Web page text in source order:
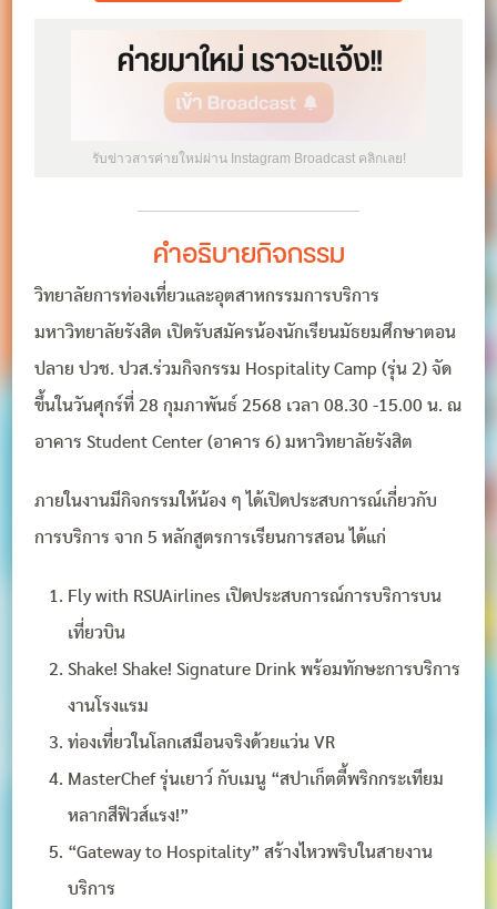
รับข่าวสารค่ายใหม่ผ่าน Instagram Broadcast คลิกเลย!
คำอธิบายกิจกรรม
วิทยาลัยการท่องเที่ยวและอุตสาหกรรมการบริการ
มหาวิทยาลัยรังสิต เปิดรับสมัครน้องนักเรียนมัธยมศึกษาตอน
ปลาย ปวช. ปวส.ร่วมกิจกรรม Hospitality Camp (รุ่น 2) จัด
ขึ้นในวันศุกร์ที่ 28 กุมภาพันธ์ 2568 เวลา 08.30 -15.00 น. ณ
อาคาร Student Center (อาคาร 6) มหาวิทยาลัยรังสิต
ภายในงานมีกิจกรรมให้น้อง ๆ ได้เปิดประสบการณ์เกี่ยวกับ
การบริการ จาก 5 หลักสูตรการเรียนการสอน ได้แก่
Fly with RSUAirlines เปิดประสบการณ์การบริการบน
เที่ยวบิน
Shake! Shake! Signature Drink พร้อมทักษะการบริการ
งานโรงแรม
ท่องเที่ยวในโลกเสมือนจริงด้วยแว่น VR
MasterChef รุ่นเยาว์ กับเมนู “สปาเก็ตตี้พริกกระเทียม
หลากสีฟิวส์แรง!”
“Gateway to Hospitality” สร้างไหวพริบในสายงาน
บริการ